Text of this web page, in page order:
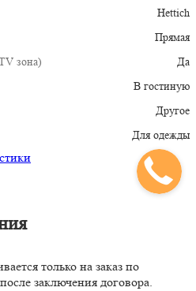
Hettich
Прямая
зона)
Да
В гостиную
Другое
Для одежды
только на заказ по
заключения договора.